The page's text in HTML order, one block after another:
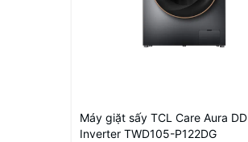
Máy giặt sấy TCL Care Aura DD
Inverter TWD105-P122DG